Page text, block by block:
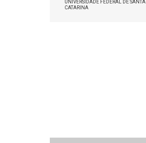
UNIVERSIDADE FEDERAL DE SANTA
CATARINA